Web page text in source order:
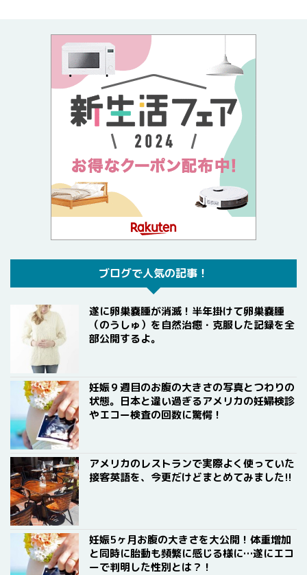
ブログで人気の記事！
遂に卵巣嚢腫が消滅！半年掛けて卵巣嚢腫
（のうしゅ）を自然治癒・克服した記録を全
部公開するよ。
妊娠９週目のお腹の大きさの写真とつわりの
状態。日本と違い過ぎるアメリカの妊婦検診
やエコー検査の回数に驚愕！
アメリカのレストランで実際よく使っていた
接客英語を、今更だけどまとめてみました!!
妊娠5ヶ月お腹の大きさを大公開！体重増加
と同時に胎動も頻繁に感じる様に…遂にエコ
ーで判明した性別とは？！